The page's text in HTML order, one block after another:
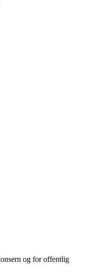
og for offentlig